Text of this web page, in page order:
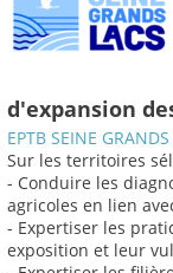
d'expansion
EPTB SEINE GRANDS
Sur les territoires
- Conduire les
agricoles en lien
- Expertiser les
exposition et leur